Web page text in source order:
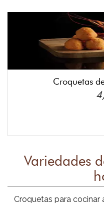
Croquetas
Variedades
Croquetas para cocinar